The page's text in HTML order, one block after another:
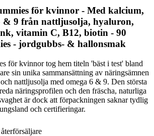
för kvinnor - Med kalcium,
& 9 från nattljusolja, hyaluron,
vitamin C, B12, biotin - 90
- jordgubbs- & hallonsmak
för kvinnor tog hem titeln 'bäst i test' bland
sin unika sammansättning av näringsämnen
nattljusolja med omega 6 & 9. Den största
näringsprofilen och den fräscha, naturliga
är dock att förpackningen saknar tydlig
och certifieringar.